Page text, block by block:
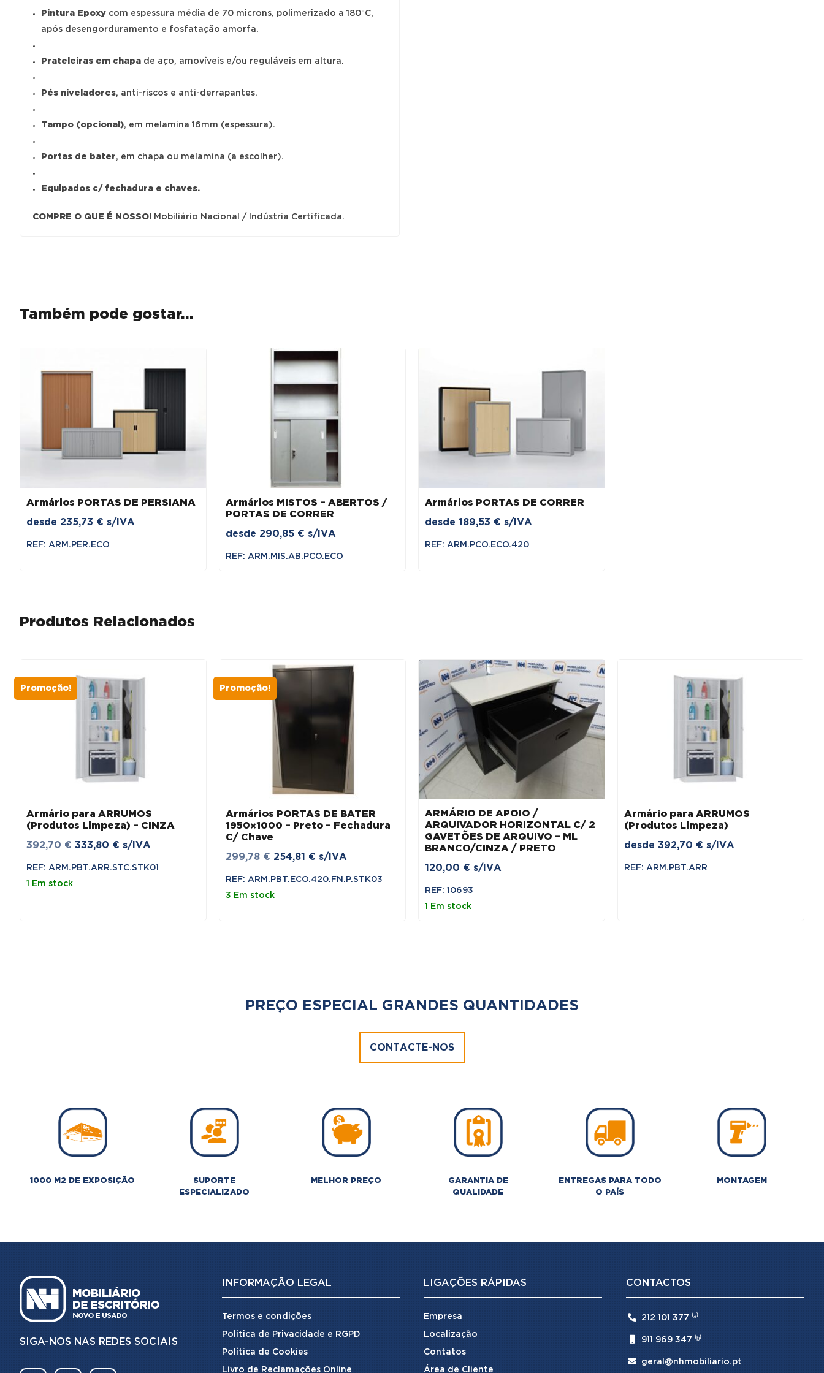
Pintura Epoxy com espessura média de 70 microns, polimerizado a 180ºC,
após desengorduramento e fosfatação amorfa.
Prateleiras em chapa de aço, amovíveis e/ou reguláveis em altura.
Pés niveladores, anti-riscos e anti-derrapantes.
Tampo (opcional), em melamina 16mm (espessura).
Portas de bater, em chapa ou melamina (a escolher).
Equipados c/ fechadura e chaves.
COMPRE O QUE É NOSSO! Mobiliário Nacional / Indústria Certificada.
Também pode gostar…
Armários PORTAS DE PERSIANA
desde 235,73 € s/IVA
REF: ARM.PER.ECO
Armários MISTOS – ABERTOS /
PORTAS DE CORRER
desde 290,85 € s/IVA
REF: ARM.MIS.AB.PCO.ECO
Armários PORTAS DE CORRER
desde 189,53 € s/IVA
REF: ARM.PCO.ECO.420
Produtos Relacionados
Promoção!
Armário para ARRUMOS
(Produtos Limpeza) – CINZA
392,70€ O
333,80 € O
s/IVA
REF: ARM.PBT.ARR.STC.STK01
1 Em stock
Promoção!
Armários PORTAS DE BATER
1950×1000 – Preto – Fechadura
C/ Chave
299,78€ O
254,81 € O
s/IVA
REF: ARM.PBT.ECO.420.FN.P.STK03
3 Em stock
ARMÁRIO DE APOIO /
ARQUIVADOR HORIZONTAL C/ 2
GAVETÕES DE ARQUIVO – ML
BRANCO/CINZA / PRETO
120,00 € s/IVA
REF: 10693
1 Em stock
Armário para ARRUMOS
(Produtos Limpeza)
desde 392,70 € s/IVA
REF: ARM.PBT.ARR
PREÇO ESPECIAL GRANDES QUANTIDADES
CONTACTE-NOS
1000 M2 DE EXPOSIÇÃO
SUPORTE
ESPECIALIZADO
MELHOR PREÇO
GARANTIA DE
QUALIDADE
ENTREGAS PARA TODO
O PAÍS
MONTAGEM
SIGA-NOS NAS REDES SOCIAIS
INFORMAÇÃO LEGAL
Termos e condições
Politica de Privacidade e RGPD
Política de Cookies
Livro de Reclamações Online
LIGAÇÕES RÁPIDAS
Empresa
Localização
Contatos
Área de Cliente
CONTACTOS
 212 101 377 ⁽ᵃ⁾
911 969 347 ⁽ᵇ⁾
 geral@nhmobiliario.pt